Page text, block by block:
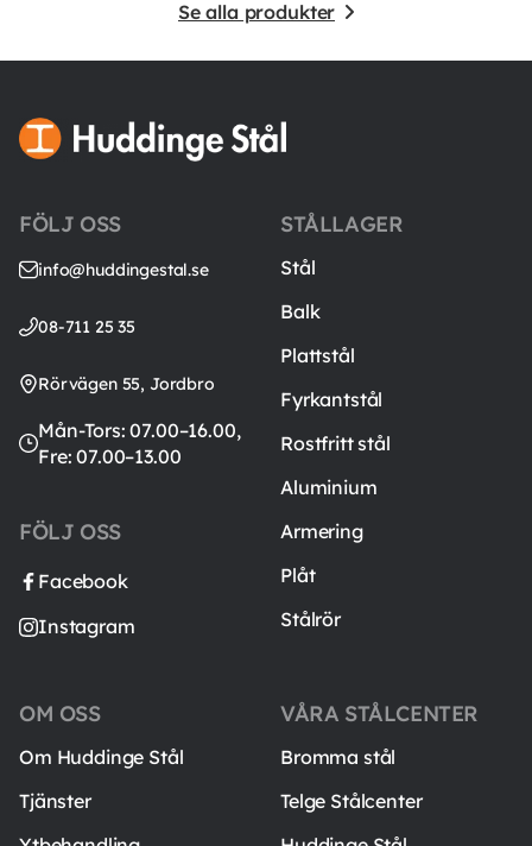
Se alla produkter
FÖLJ OSS
info@huddingestal.se
08-711 25 35
Rörvägen 55, Jordbro
Mån-Tors: 07.00–16.00,
Fre: 07.00–13.00
FÖLJ OSS
Facebook
Instagram
STÅLLAGER
Stål
Balk
Plattstål
Fyrkantstål
Rostfritt stål
Aluminium
Armering
Plåt
Stålrör
VÅRA STÅLCENTER
Bromma stål
Telge Stålcenter
OM OSS
Om Huddinge Stål
Tjänster